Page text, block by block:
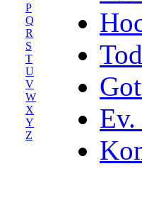
P
Q
R
S
T
U
V
W
X
Y
Z
Ev.